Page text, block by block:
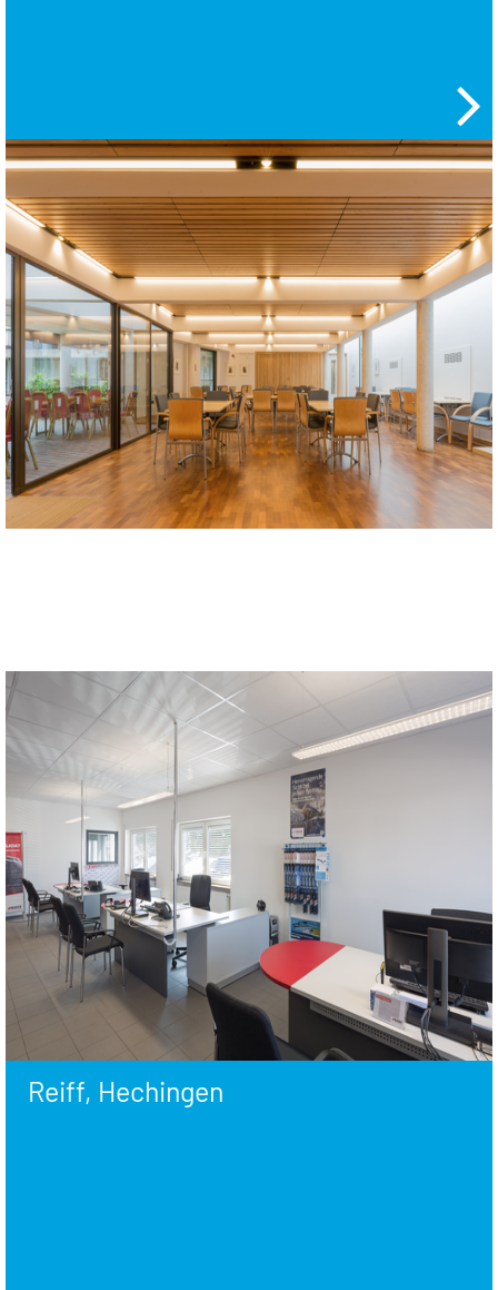
Reiff, Hechingen